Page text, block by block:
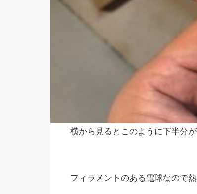
横から見るとこのように下半分
フィラメントのある電球なので